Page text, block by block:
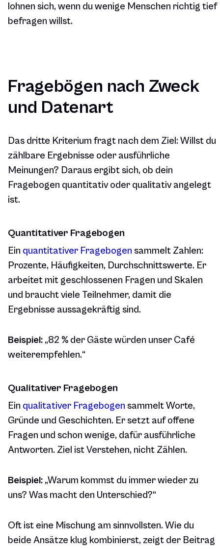
lohnen sich, wenn du wenige Menschen richtig tief
befragen willst.
Fragebögen nach Zweck
und Datenart
Das dritte Kriterium fragt nach dem Ziel: Willst du
zählbare Ergebnisse oder ausführliche
Meinungen? Daraus ergibt sich, ob dein
Fragebogen quantitativ oder qualitativ angelegt
ist.
Quantitativer Fragebogen
Ein quantitativer Fragebogen sammelt Zahlen:
Prozente, Häufigkeiten, Durchschnittswerte. Er
arbeitet mit geschlossenen Fragen und Skalen
und braucht viele Teilnehmer, damit die
Ergebnisse aussagekräftig sind.
Beispiel: „82 % der Gäste würden unser Café
weiterempfehlen.“
Qualitativer Fragebogen
Ein qualitativer Fragebogen sammelt Worte,
Gründe und Geschichten. Er setzt auf offene
Fragen und schon wenige, dafür ausführliche
Antworten. Ziel ist Verstehen, nicht Zählen.
Beispiel: „Warum kommst du immer wieder zu
uns? Was macht den Unterschied?“
Oft ist eine Mischung am sinnvollsten. Wie du
beide Ansätze klug kombinierst, zeigt der Beitrag